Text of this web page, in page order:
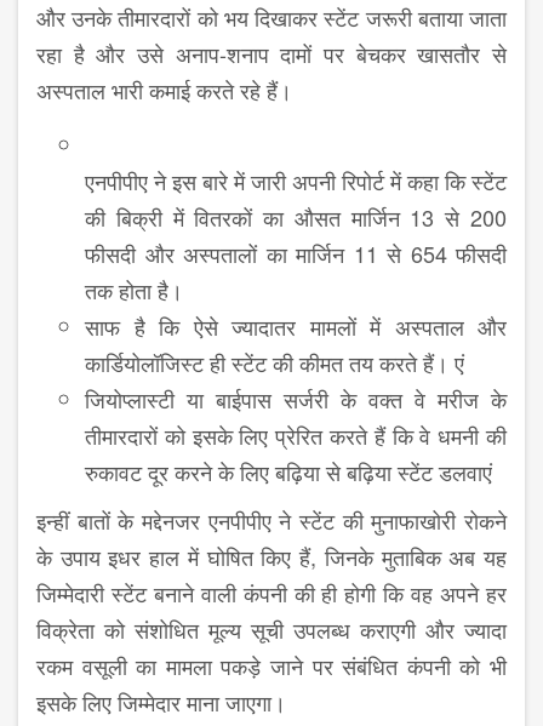
और उनके तीमारदारों को भय दिखाकर स्टेंट जरूरी बताया जाता
रहा है और उसे अनाप-शनाप दामों पर बेचकर खासतौर से
अस्पताल भारी कमाई करते रहे हैं।
एनपीपीए ने इस बारे में जारी अपनी रिपोर्ट में कहा कि स्टेंट
की बिक्री में वितरकों का औसत मार्जिन 13 से 200
फीसदी और अस्पतालों का मार्जिन 11 से 654 फीसदी
तक होता है।
साफ है कि ऐसे ज्यादातर मामलों में अस्पताल और
कार्डियोलॉजिस्ट ही स्टेंट की कीमत तय करते हैं। एं
जियोप्लास्टी या बाईपास सर्जरी के वक्त वे मरीज के
तीमारदारों को इसके लिए प्रेरित करते हैं कि वे धमनी की
रुकावट दूर करने के लिए बढ़िया से बढ़िया स्टेंट डलवाएं
इन्हीं बातों के मद्देनजर एनपीपीए ने स्टेंट की मुनाफाखोरी रोकने
के उपाय इधर हाल में घोषित किए हैं, जिनके मुताबिक अब यह
जिम्मेदारी स्टेंट बनाने वाली कंपनी की ही होगी कि वह अपने हर
विक्रेता को संशोधित मूल्य सूची उपलब्ध कराएगी और ज्यादा
रकम वसूली का मामला पकड़े जाने पर संबंधित कंपनी को भी
इसके लिए जिम्मेदार माना जाएगा।